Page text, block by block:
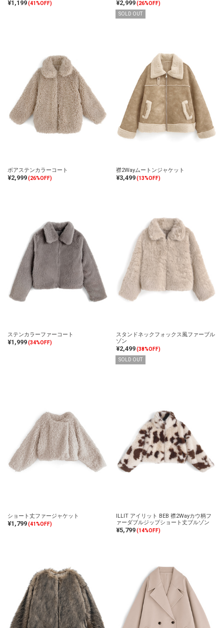
¥1,199(41%OFF) ¥2,999(26%OFF)
SOLD OUT
ボアステンカラーコート
¥2,999(26%OFF)
襟2Wayムートンジャケット
¥3,499(13%OFF)
ステンカラーファーコート
¥1,999(34%OFF)
スタンドネックフォックス風ファーブル
ゾン
¥2,499(38%OFF)
SOLD OUT
ショート丈ファージャケット
¥1,799(41%OFF)
ILLIT アイリット BEB 襟2Wayカウ柄フ
ァーダブルジップショート丈ブルゾン
¥5,799(14%OFF)